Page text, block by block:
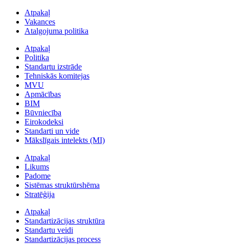
Atpakaļ
Vakances
Atalgojuma politika
Atpakaļ
Politika
Standartu izstrāde
Tehniskās komitejas
MVU
Apmācības
BIM
Būvniecība
Eirokodeksi
Standarti un vide
Mākslīgais intelekts (MI)
Atpakaļ
Likums
Padome
Sistēmas struktūrshēma
Stratēģija
Atpakaļ
Standartizācijas struktūra
Standartu veidi
Standartizācijas process